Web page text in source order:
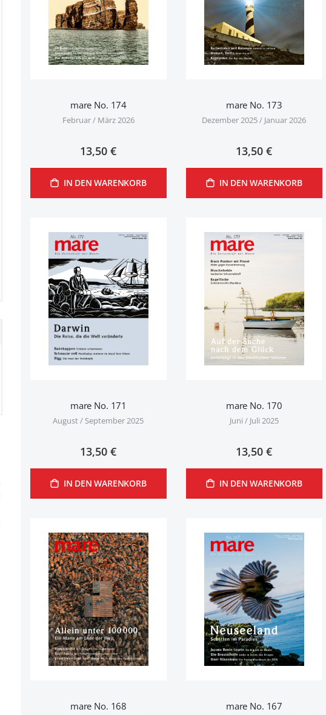
mare No. 174
Februar / März 2026
13,50 €
IN DEN WARENKORB
mare No. 173
Dezember 2025 / Januar 2026
13,50 €
IN DEN WARENKORB
mare No. 171
August / September 2025
13,50 €
IN DEN WARENKORB
mare No. 170
Juni / Juli 2025
13,50 €
IN DEN WARENKORB
mare No. 168 mare No. 167